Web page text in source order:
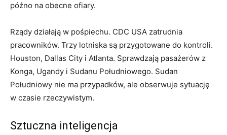
późno na obecne ofiary.
Rządy działają w pośpiechu. CDC USA zatrudnia
pracowników. Trzy lotniska są przygotowane do kontroli.
Houston, Dallas City i Atlanta. Sprawdzają pasażerów z
Konga, Ugandy i Sudanu Południowego. Sudan
Południowy nie ma przypadków, ale obserwuje sytuację
w czasie rzeczywistym.
Sztuczna inteligencja